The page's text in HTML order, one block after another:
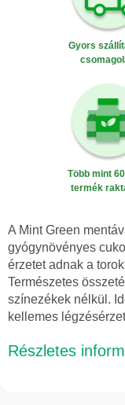
Gyors
Több mint
termék
A Mint Green
gyógynövényes
érzetet adnak a
Természetes
színezékek nélkül.
kellemes
Részletes